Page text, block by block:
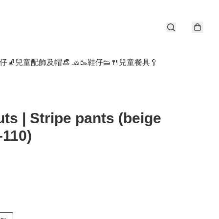
🧦 兒童配飾及帽👒 🧢🥾鞋仔👟 🍴兒童餐具🥄
| Stripe pants (beige